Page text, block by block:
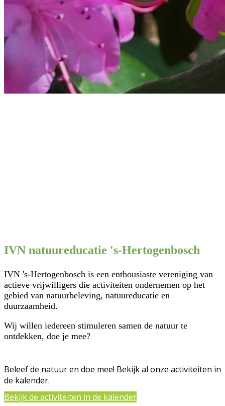
IVN natuureducatie 's-Hertogenbosch
IVN 's-Hertogenbosch is een enthousiaste vereniging van
actieve vrijwilligers die activiteiten ondernemen op het
gebied van natuurbeleving, natuureducatie en
duurzaamheid.
Wij willen iedereen stimuleren samen de natuur te
ontdekken, doe je mee?
Beleef de natuur en doe mee! Bekijk al onze activiteiten in
de kalender.
Bekijk de activiteiten in de kalender